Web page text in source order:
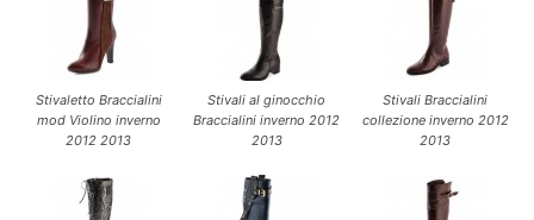
Stivaletto Braccialini
mod Violino inverno
2012 2013
Stivali al ginocchio
Braccialini inverno 2012
2013
Stivali Braccialini
collezione inverno 2012
2013